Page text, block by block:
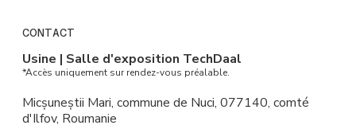
CONTACT
Usine | Salle d'exposition TechDaal
*Accès uniquement sur rendez-vous préalable.
Micșuneștii Mari, commune de Nuci, 077140, comté
d'Ilfov, Roumanie